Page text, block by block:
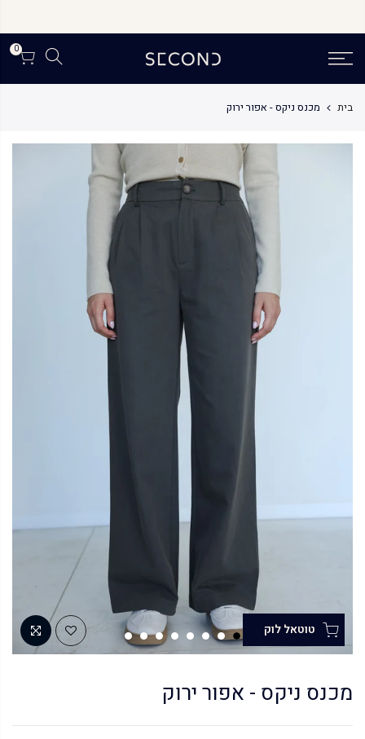
0
בית מכנס ניקס - אפור ירוק
מכנס ניקס - אפור ירוק